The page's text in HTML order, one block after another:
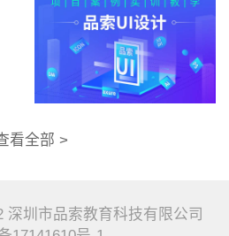
看全部 >
深圳市品索教育科技有限公司